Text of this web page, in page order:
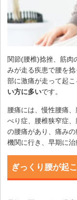
関節(腰椎)捻挫、筋肉
みが走る疾患で腰を
部に激痛が走って起こ
い方に多いです。
腰痛には、慢性腰痛
べり症、腰椎狭窄症
の腰痛があり、痛み
機関に行き、早期に治
ぎっくり腰が起